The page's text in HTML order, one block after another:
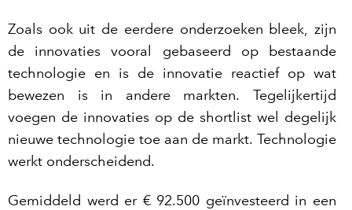
Zoals ook uit de eerdere onderzoeken bleek, zijn
de innovaties vooral gebaseerd op bestaande
technologie en is de innovatie reactief op wat
bewezen is in andere markten. Tegelijkertijd
voegen de innovaties op de shortlist wel degelijk
nieuwe technologie toe aan de markt. Technologie
werkt onderscheidend.
Gemiddeld werd er € 92.500 geïnvesteerd in een